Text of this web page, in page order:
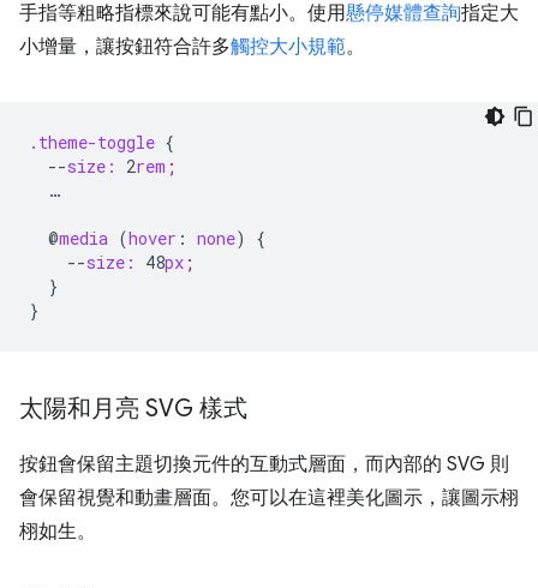
手指等粗略指標來說可能有點小。使用懸停媒體查詢指定大
小增量，讓按鈕符合許多觸控大小規範。
.theme-toggle {
--size: 2rem ;
…
@media (hover : none)
{
--size: 48px ;
}
}
太陽和月亮 SVG 樣式
按鈕會保留主題切換元件的互動式層面，而內部的 SVG 則
會保留視覺和動畫層面。您可以在這裡美化圖示，讓圖示栩
栩如生。